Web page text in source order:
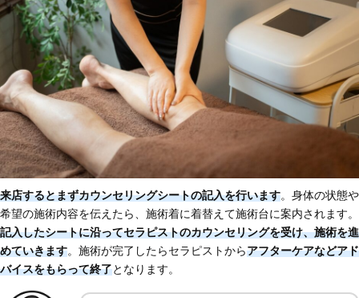
来店するとまずカウンセリングシートの記入を行います。身体の状態や
希望の施術内容を伝えたら、施術着に着替えて施術台に案内されます。
記入したシートに沿ってセラピストのカウンセリングを受け、施術を進
めていきます。施術が完了したらセラピストからアフターケアなどアド
バイスをもらって終了となります。